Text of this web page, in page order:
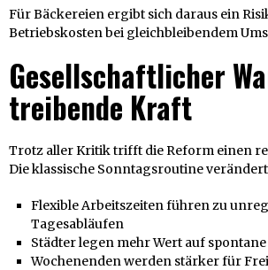
Für Bäckereien ergibt sich daraus ein
Betriebskosten bei gleichbleibendem
Gesellschaftlicher
treibende Kraft
Trotz aller Kritik trifft die Reform einen
Die klassische Sonntagsroutine
Flexible Arbeitszeiten führen zu
Tagesabläufen
Städter legen mehr Wert auf
Wochenenden werden stärker für